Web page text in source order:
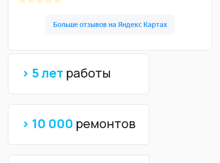
> 5 лет работы
> 10 000 ремонтов